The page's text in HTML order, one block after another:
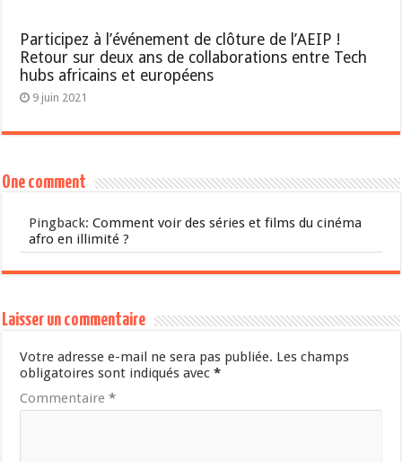
Participez à l’événement de clôture de l’AEIP !
Retour sur deux ans de collaborations entre Tech
hubs africains et européens
9 juin 2021
One comment
Pingback:Comment voir des séries et films du cinéma
afro en illimité ?
Laisser un commentaire
Votre adresse e-mail ne sera pas publiée. Les champs
obligatoires sont indiqués avec*
Commentaire*